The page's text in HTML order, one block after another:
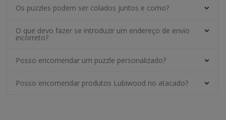
Os puzzles podem ser colados juntos e como?
O que devo fazer se introduzir um endereço de envio
incorreto?
Posso encomendar um puzzle personalizado?
Posso encomendar produtos Lubiwood no atacado?